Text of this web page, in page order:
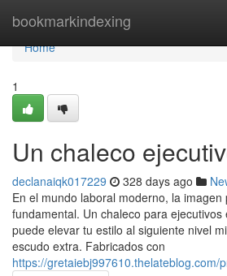
bookmarkindexing
Home
Home
1
Un chaleco
declanaiqk017229 328 days ago
En el mundo laboral moderno, la imagen
fundamental. Un chaleco para
puede elevar tu estilo al siguiente nivel
escudo extra. Fabricados con
https://gretaiebj997610.thelateblog.com/